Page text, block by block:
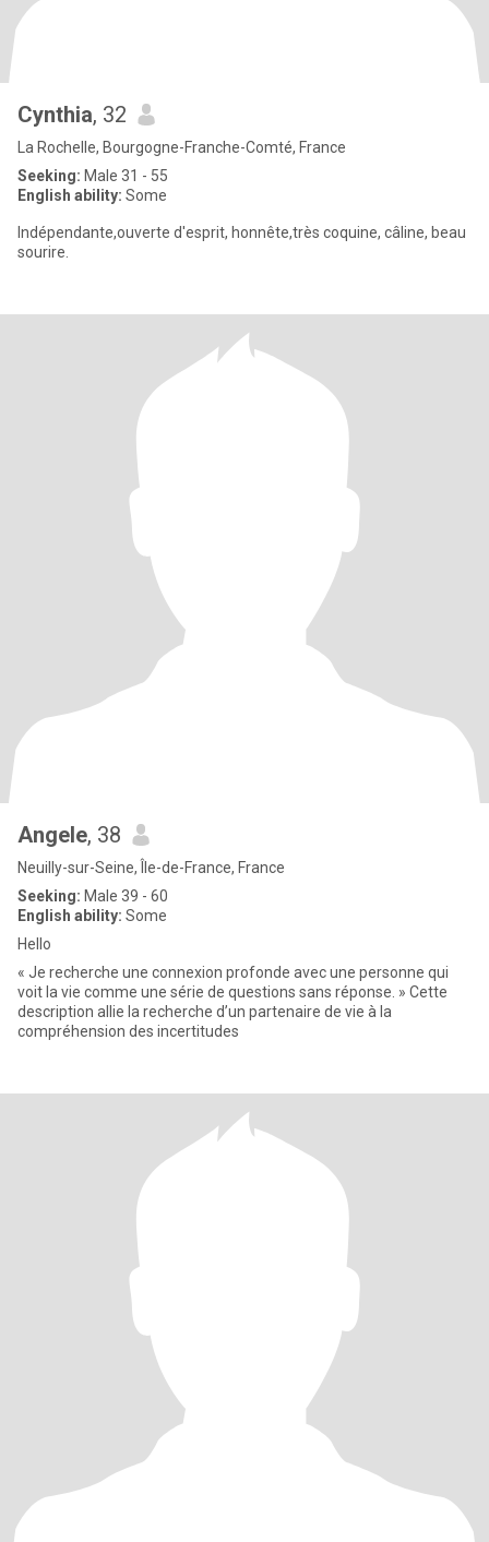
Cynthia, 32
La Rochelle, Bourgogne-Franche-Comté, France
Seeking: Male 31 - 55
English ability: Some
Indépendante,ouverte d'esprit, honnête,très coquine, câline, beau
sourire.
Angele, 38
Neuilly-sur-Seine, Île-de-France, France
Seeking: Male 39 - 60
English ability: Some
Hello
« Je recherche une connexion profonde avec une personne qui
voit la vie comme une série de questions sans réponse. » Cette
description allie la recherche d’un partenaire de vie à la
compréhension des incertitudes